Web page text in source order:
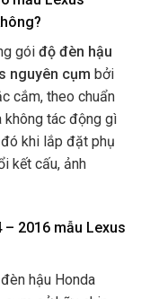
gói độ đèn hậu
nguyên cụm bởi
cắm, theo chuẩn
không tác động gì
khi lắp đặt phụ
kết cấu, ảnh
– 2016 mẫu Lexus
hậu Honda